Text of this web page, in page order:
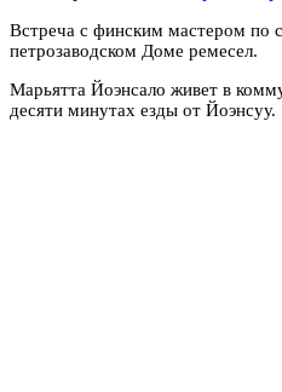
Встреча с финским мастером по
петрозаводском Доме ремесел.
Марьятта Йоэнсало живет в
десяти минутах езды от Йоэнсуу.